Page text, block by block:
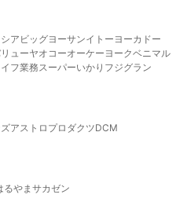
ア ビッグヨーサンイトーヨーカドー
ューヤオコーオーケー ヨークベニマル
フ業務スーパーいかり フジグラン
アストロプロダクツDCM
るやま サカゼン